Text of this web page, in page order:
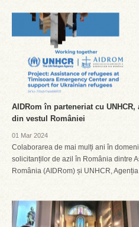
AIDRom în parteneriat cu
din vestul României
01 Mar 2024
Colaborarea de mai mulți ani în
solicitanților de azil în România dintre
România (AIDRom) și UNHCR,